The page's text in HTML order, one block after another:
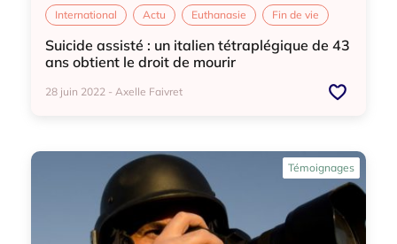
International Actu Euthanasie Fin de vie
Suicide assisté : un italien tétraplégique de 43
ans obtient le droit de mourir
28 juin 2022 - Axelle Faivret
Témoignages